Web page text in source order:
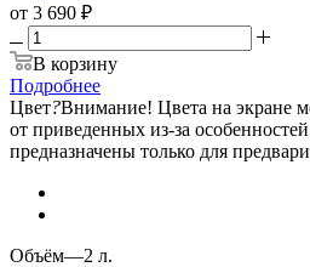
от 3 690 ₽
В корзину
Подробнее
Цвет?Внимание! Цвета на экране
от приведенных из-за
предназначены только для
Объём—2 л.